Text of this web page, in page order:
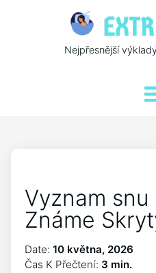
Nejpřesnější
Vyznam snu
Známe
Date: 10 května, 2026
Čas K Přečtení: 3 min.